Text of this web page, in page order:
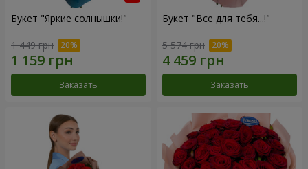
Букет "Яркие солнышки!"
1 449 грн
Заказать
Букет "Все для тебя...!"
5 574 грн
Заказать